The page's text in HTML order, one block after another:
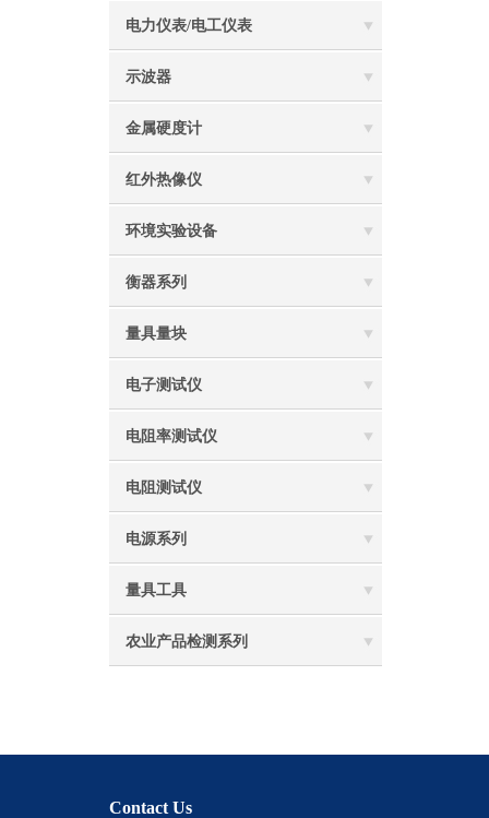
电力仪表/电工仪表
示波器
金属硬度计
红外热像仪
环境实验设备
衡器系列
量具量块
电子测试仪
电阻率测试仪
电阻测试仪
电源系列
量具工具
农业产品检测系列
Contact Us